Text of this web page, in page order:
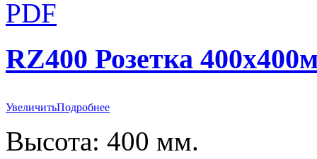
PDF
RZ400 Розетка
УвеличитьПодробнее
Высота: 400 мм.